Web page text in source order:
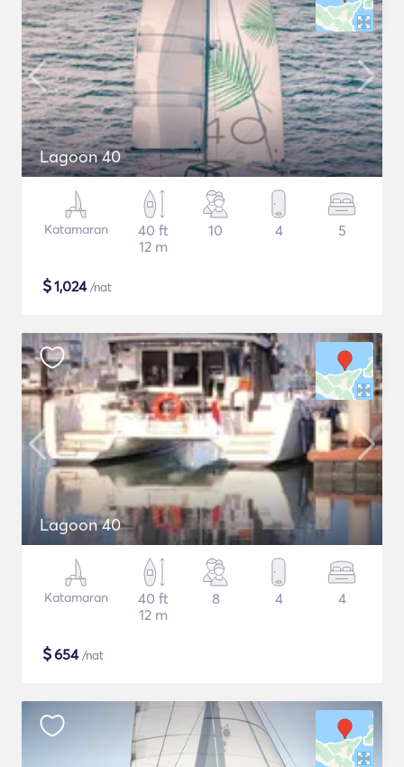
Lagoon 40
Katamaran
40 ft
12 m
10 4 5
$1,024/nat
Lagoon 40
Katamaran
40 ft
12 m
8 4 4
$654/nat